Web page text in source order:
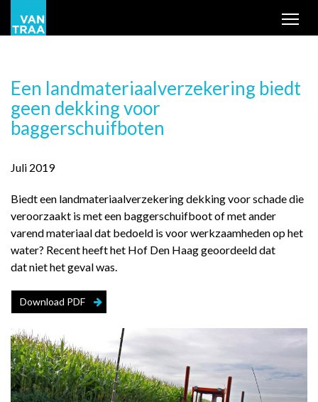
Een landmateriaalverzekering biedt
geen dekking voor
baggerschuifboten
Juli 2019
Biedt een landmateriaalverzekering dekking voor schade die
veroorzaakt is met een baggerschuifboot of met ander
varend materiaal dat bedoeld is voor werkzaamheden op het
water? Recent heeft het Hof Den Haag geoordeeld dat
dat niet het geval was.
Download PDF